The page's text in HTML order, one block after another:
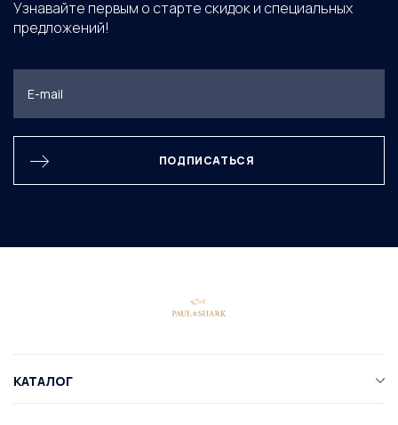
Узнавайте первым о старте скидок и специальных
предложений!
ПОДПИСАТЬСЯ
КАТАЛОГ